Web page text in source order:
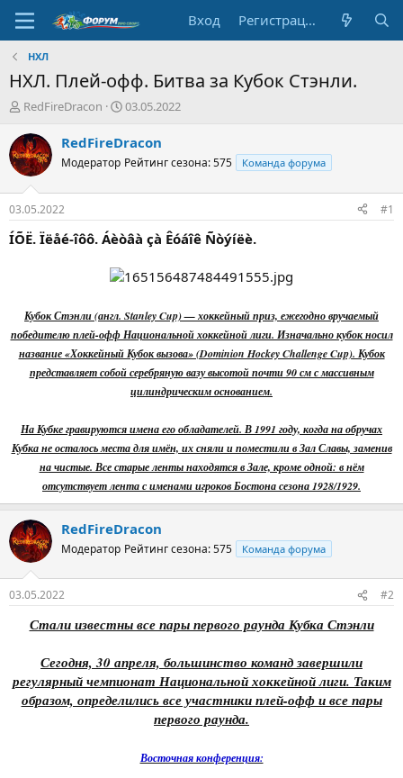
Вход Регистрация
НХЛ
НХЛ. Плей-офф. Битва за Кубок Стэнли.
А
т
о
р
т
е
м
ы
RedFireDracon
Д
т
н
а
л
03.05.2022
RedFireDracon
Модератор Рейтинг сезона: 575 Команда форума
03.05.2022 #1
ÍÕË. Ïëåé-îôô. Áèòâà çà Êóáîê Ñòýíëè.
Кубок Стэнли (англ. Stanley Cup) — хоккейный приз, ежегодно вручаемый
победителю плей-офф Национальной хоккейной лиги. Изначально кубок носил
название «Хоккейный Кубок вызова» (Dominion Hockey Challenge Cup). Кубок
представляет собой серебряную вазу высотой почти 90 см с массивным
цилиндрическим основанием.
На Кубке гравируются имена его обладателей. В 1991 году, когда на обручах
Кубка не осталось места для имён, их сняли и поместили в Зал Славы, заменив
на чистые. Все старые ленты находятся в Зале, кроме одной: в нём
отсутствует лента с именами игроков Бостона сезона 1928/1929.
RedFireDracon
Модератор Рейтинг сезона: 575 Команда форума
03.05.2022 #2
Стали известны все пары первого раунда Кубка Стэнли
Сегодня, 30 апреля, большинство команд завершили
регулярный чемпионат Национальной хоккейной лиги. Таким
образом, определились все участники плей-офф и все пары
первого раунда.
Восточная конференция: